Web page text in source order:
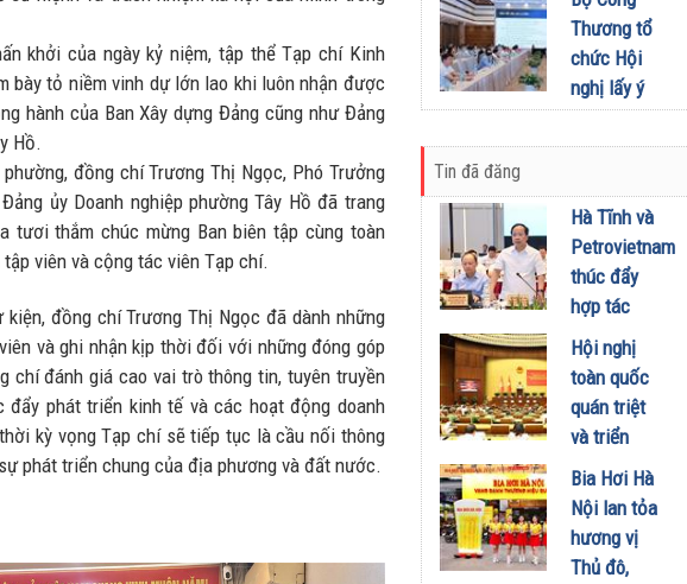
khởi của ngày kỷ niệm, tập thể Tạp chí Kinh
bày tỏ niềm vinh dự lớn lao khi luôn nhận được
hành của Ban Xây dựng Đảng cũng như Đảng
Hồ.
đồng chí Trương Thị Ngọc, Phó Trưởng
ủy Doanh nghiệp phường Tây Hồ đã trang
tươi thắm chúc mừng Ban biên tập cùng toàn
viên và cộng tác viên Tạp chí.
đồng chí Trương Thị Ngọc đã dành những
và ghi nhận kịp thời đối với những đóng góp
chí đánh giá cao vai trò thông tin, tuyên truyền
đẩy phát triển kinh tế và các hoạt động doanh
kỳ vọng Tạp chí sẽ tiếp tục là cầu nối thông
phát triển chung của địa phương và đất nước.
chính mình
01/08/2026
xanh
31/07/2026
hướng,
nhiệm vụ
trọng tâm
tháng
Thương tổ
chức Hội
nghị lấy ý
kiến dự
thảo Nghị
kinh doanh
xăng dầu
29/07/2026
Tin đã đăng
Hà Tĩnh và
Petrovietnam
thúc đẩy
hợp tác
phát triển
trung tâm
công
nghiệp -
sinh thái
tại Vũng
Áng
29/07/2026
Hội nghị
toàn quốc
quán triệt
và triển
khai thực
hiện Nghị
quyết Hội
nghị Trung
Bia Hơi Hà
Nội lan tỏa
hương vị
Thủ đô,